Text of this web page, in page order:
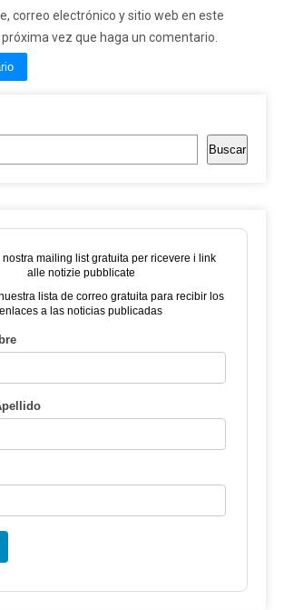
correo electrónico y sitio web en este
vez que haga un comentario.
Buscar
nostra mailing list gratuita per ricevere i link
alle notizie pubblicate
lista de correo gratuita para recibir los
enlaces a las noticias publicadas